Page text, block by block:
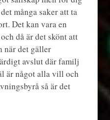
många saker att ta
Det kan vara en
då är det skönt att
när det gäller
avslut där familj
är något alla vill och
så är det